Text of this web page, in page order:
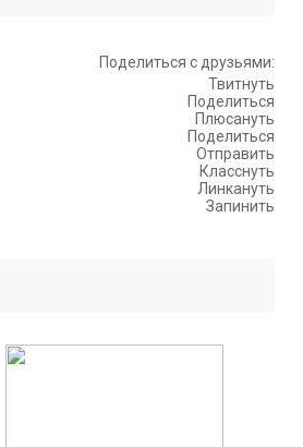
Поделиться с друзьями:
Твитнуть
Поделиться
Плюсануть
Поделиться
Отправить
Класснуть
Линкануть
Запинить